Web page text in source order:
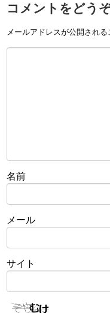
コメントをどう
メールアドレスが公開される
名前
メール
サイト